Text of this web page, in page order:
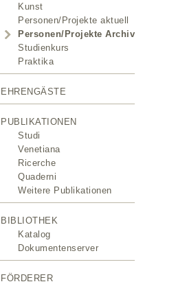
Kunst
Personen/Projekte aktuell
Personen/Projekte Archiv
Studienkurs
Praktika
EHRENGÄSTE
PUBLIKATIONEN
Studi
Venetiana
Ricerche
Quaderni
Weitere Publikationen
BIBLIOTHEK
Katalog
Dokumentenserver
FÖRDERER